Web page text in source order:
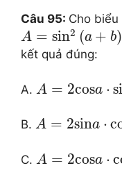
Câu 95: Cho
A = sin2 (a + b)
kết quả đúng:
A. A = 2cosa ⋅
B. A = 2sina ⋅
C. A = 2cosa ⋅